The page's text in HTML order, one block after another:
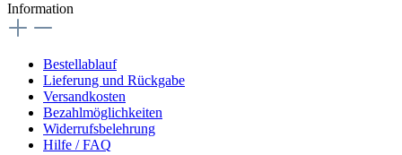
Information
Bestellablauf
Lieferung und Rückgabe
Versandkosten
Bezahlmöglichkeiten
Widerrufsbelehrung
Hilfe / FAQ